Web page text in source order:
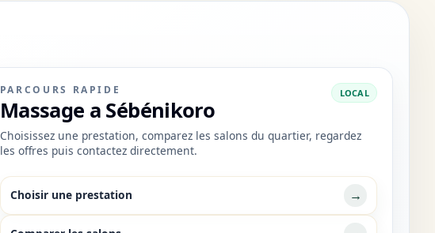
PARCOURS RAPIDE
Massage a Sébénikoro
LOCAL
Choisissez une prestation, comparez les salons du quartier, regardez
les offres puis contactez directement.
Choisir une prestation →